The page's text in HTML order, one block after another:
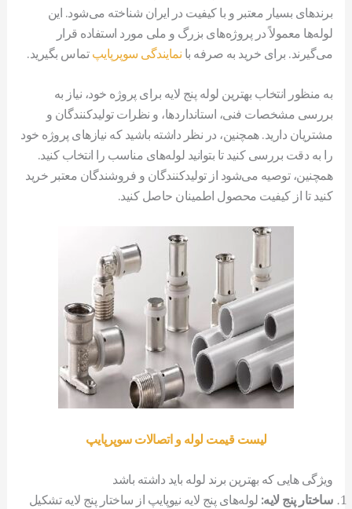
برندهای بسیار معتبر و با کیفیت در ایران شناخته می‌شود. این
لوله‌ها معمولاً در پروژه‌های بزرگ و ملی مورد استفاده قرار
می‌گیرند. برای خرید به صرفه با نمایندگی سوپرپایپ تماس بگیرید.
به منظور انتخاب بهترین لوله پنج لایه برای پروژه خود، نیاز به
بررسی مشخصات فنی، استانداردها، و نظرات تولیدکنندگان و
مشتریان دارید. همچنین، در نظر داشته باشید که نیازهای پروژه خود
را به دقت بررسی کنید تا بتوانید لوله‌های مناسب را انتخاب کنید.
همچنین، توصیه می‌شود از تولیدکنندگان و فروشندگان معتبر خرید
کنید تا از کیفیت محصول اطمینان حاصل کنید.
لیست قیمت لوله و اتصالات سوپرپایپ
ویژگی هایی که بهترین برند لوله باید داشته باشد
ساختار پنج لایه: لوله‌های پنج لایه نیوپایپ از ساختار پنج لایه تشکیل